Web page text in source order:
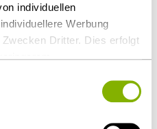
individuellen
Werbung
Dritter. Dies erfolgt
Zugriffs &
Ihre Einwilligung jederzeit
Versicherungsrecht